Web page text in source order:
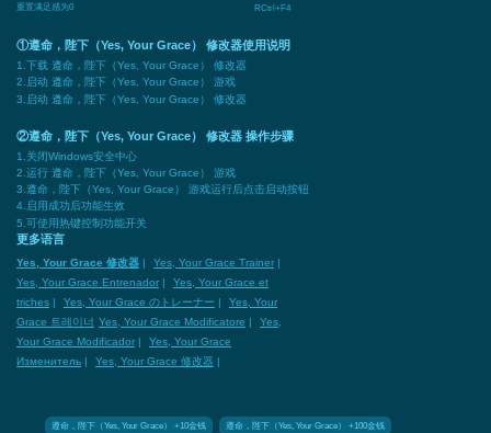
重置满足感为0
RCtrl+F4
①遵命，陛下（Yes, Your Grace） 修改器使用说明
1.下载 遵命，陛下（Yes, Your Grace） 修改器
2.启动 遵命，陛下（Yes, Your Grace） 游戏
3.启动 遵命，陛下（Yes, Your Grace） 修改器
②遵命，陛下（Yes, Your Grace） 修改器 操作步骤
1.关闭Windows安全中心
2.运行 遵命，陛下（Yes, Your Grace） 游戏
3.遵命，陛下（Yes, Your Grace） 游戏运行后点击启动按钮
4.启用成功后功能生效
5.可使用热键控制功能开关
更多语言
Yes, Your Grace 修改器 | Yes, Your Grace Trainer |
Yes, Your Grace Entrenador |
Yes, Your Grace et
triches | Yes, Your Grace のトレーナー |
Yes, Your
Grace 트레이너 Yes, Your Grace Modificatore |
Yes,
Your Grace Modificador |
Yes, Your Grace
Изменитель | Yes, Your Grace 修改器 |
遵命，陛下（Yes, Your Grace） +10金钱 遵命，陛下（Yes, Your Grace） +100金钱